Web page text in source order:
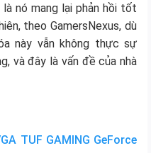
nó mang lại phản hồi tốt
theo GamersNexus, dù
này vẫn không thực sự
và đây là vấn đề của nhà
TUF GAMING GeForce